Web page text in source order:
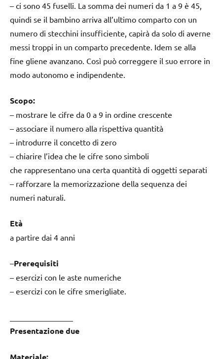
– ci sono 45 fuselli. La somma dei numeri da 1 a 9 è 45,
quindi se il bambino arriva all’ultimo comparto con un
numero di stecchini insufficiente, capirà da solo di averne
messi troppi in un comparto precedente. Idem se alla
fine gliene avanzano. Così può correggere il suo errore in
modo autonomo e indipendente.
Scopo:
– mostrare le cifre da 0 a 9 in ordine crescente
– associare il numero alla rispettiva quantità
– introdurre il concetto di zero
– chiarire l’idea che le cifre sono simboli
che rappresentano una certa quantità di oggetti separati
– rafforzare la memorizzazione della sequenza dei
numeri naturali.
Età
a partire dai 4 anni
–Prerequisiti
– esercizi con le aste numeriche
– esercizi con le cifre smerigliate.
Presentazione due
Materiale: